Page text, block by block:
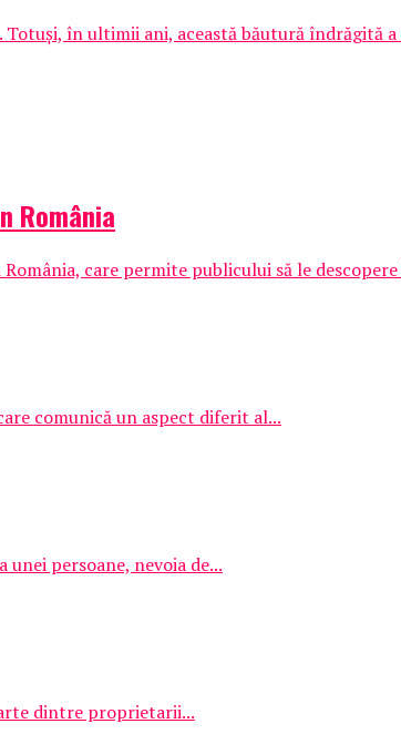
Totuși, în ultimii ani, această băutură îndrăgită
România
care permite publicului să le
comunică un aspect diferit al...
persoane, nevoia de...
dintre proprietarii...